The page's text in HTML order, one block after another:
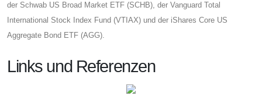
der Schwab US Broad Market ETF (SCHB), der Vanguard Total
International Stock Index Fund (VTIAX) und der iShares Core US
Aggregate Bond ETF (AGG).
Links und Referenzen